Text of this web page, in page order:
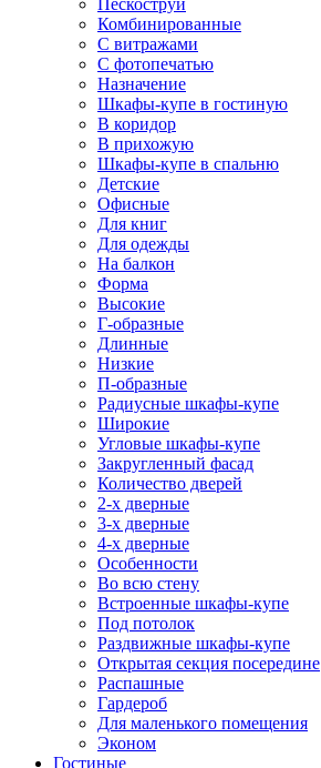
Пескоструй
Комбинированные
С витражами
С фотопечатью
Назначение
Шкафы-купе в гостиную
В коридор
В прихожую
Шкафы-купе в спальню
Детские
Офисные
Для книг
Для одежды
На балкон
Форма
Высокие
Г-образные
Длинные
Низкие
П-образные
Радиусные шкафы-купе
Широкие
Угловые шкафы-купе
Закругленный фасад
Количество дверей
2-х дверные
3-х дверные
4-х дверные
Особенности
Во всю стену
Встроенные шкафы-купе
Под потолок
Раздвижные шкафы-купе
Открытая секция посередине
Распашные
Гардероб
Для маленького помещения
Эконом
Гостиные